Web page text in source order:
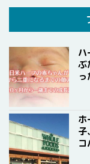
ハ
ぶ
ホ
子
コ